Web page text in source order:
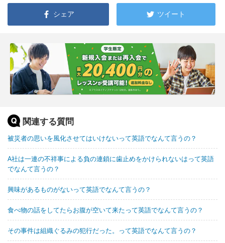
シェア ツイート
関連する質問
被災者の思いを風化させてはいけないって英語でなんて言うの？
A社は一連の不祥事による負の連鎖に歯止めをかけられないはって英語
でなんて言うの？
興味があるものがないって英語でなんて言うの？
食べ物の話をしてたらお腹が空いて来たって英語でなんて言うの？
その事件は組織ぐるみの犯行だった。って英語でなんて言うの？